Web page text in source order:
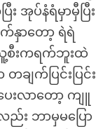
အုပ်နံရံမှာမှီပြီး
နှာတော့ ရဲရဲ
စီးကရက်ဘူးထဲ
ျက်ပြင်းပြင်း
းလာတော့ ကျူ
း ဘာမှမပြော